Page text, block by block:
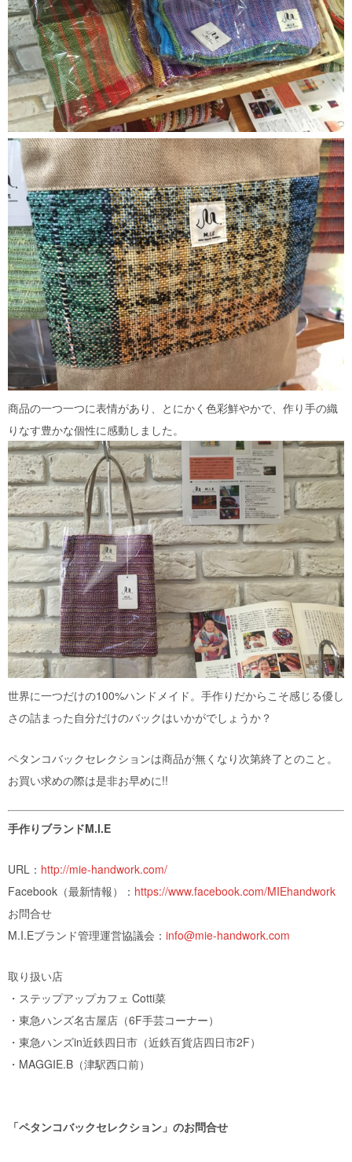
商品の一つ一つに表情があり、とにかく色彩鮮やかで、作り手の織
りなす豊かな個性に感動しました。
世界に一つだけの100%ハンドメイド。手作りだからこそ感じる優し
さの詰まった自分だけのバックはいかがでしょうか？
ペタンコバックセレクションは商品が無くなり次第終了とのこと。
お買い求めの際は是非お早めに!!
手作りブランドM.I.E
URL： http://mie-handwork.com/
Facebook（最新情報）： https://www.facebook.com/MIEhandwork
お問合せ
M.I.Eブランド管理運営協議会： info@mie-handwork.com
取り扱い店
・ステップアップカフェ Cotti菜
・東急ハンズ名古屋店（6F手芸コーナー）
・東急ハンズin近鉄四日市（近鉄百貨店四日市2F）
・MAGGIE.B（津駅西口前）
「ペタンコバックセレクション」のお問合せ